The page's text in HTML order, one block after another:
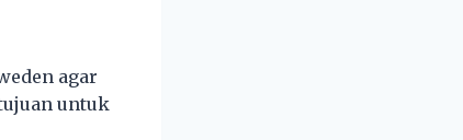
agar
untuk